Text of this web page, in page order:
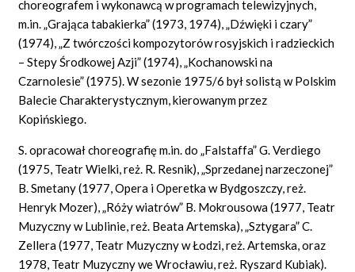
choreografem i wykonawcą w programach telewizyjnych,
m.in. „Grająca tabakierka” (1973, 1974), „Dźwięki i czary”
(1974), „Z twórczości kompozytorów rosyjskich i radzieckich
– Stepy Środkowej Azji” (1974), „Kochanowski na
Czarnolesie” (1975). W sezonie 1975/6 był solistą w Polskim
Balecie Charakterystycznym, kierowanym przez
Kopińskiego.
S. opracował choreografię m.in. do „Falstaffa” G. Verdiego
(1975, Teatr Wielki, reż. R. Resnik), „Sprzedanej narzeczonej”
B. Smetany (1977, Opera i Operetka w Bydgoszczy, reż.
Henryk Mozer), „Róży wiatrów” B. Mokrousowa (1977, Teatr
Muzyczny w Lublinie, reż. Beata Artemska), „Sztygara” C.
Zellera (1977, Teatr Muzyczny w Łodzi, reż. Artemska, oraz
1978, Teatr Muzyczny we Wrocławiu, reż. Ryszard Kubiak).